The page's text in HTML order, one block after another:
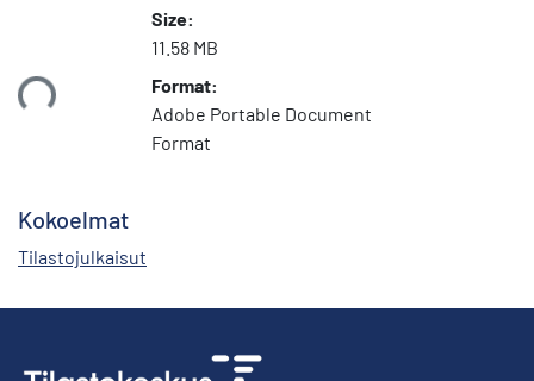
Size:
11.58 MB
Format:
Adobe Portable Document
Format
Kokoelmat
Tilastojulkaisut